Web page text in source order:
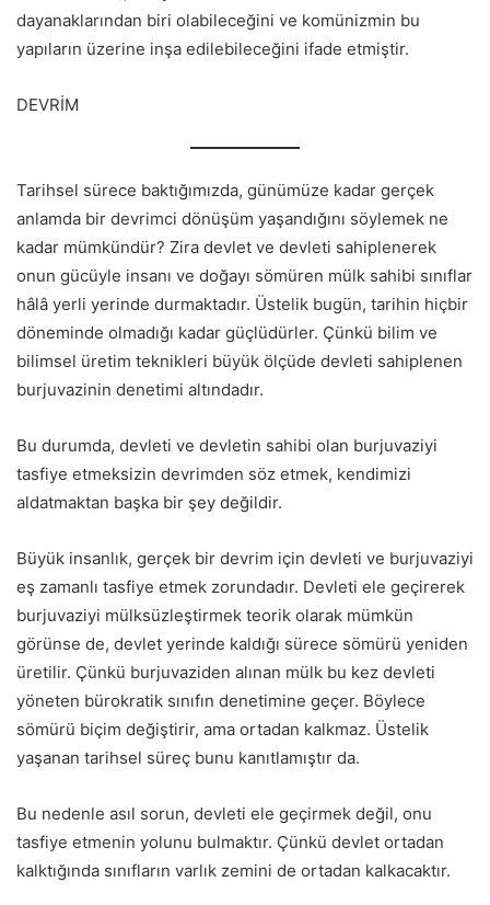
dayanaklarından biri olabileceğini ve komünizmin bu
yapıların üzerine inşa edilebileceğini ifade etmiştir.
DEVRİM
Tarihsel sürece baktığımızda, günümüze kadar gerçek
anlamda bir devrimci dönüşüm yaşandığını söylemek ne
kadar mümkündür? Zira devlet ve devleti sahiplenerek
onun gücüyle insanı ve doğayı sömüren mülk sahibi sınıflar
hâlâ yerli yerinde durmaktadır. Üstelik bugün, tarihin hiçbir
döneminde olmadığı kadar güçlüdürler. Çünkü bilim ve
bilimsel üretim teknikleri büyük ölçüde devleti sahiplenen
burjuvazinin denetimi altındadır.
Bu durumda, devleti ve devletin sahibi olan burjuvaziyi
tasfiye etmeksizin devrimden söz etmek, kendimizi
aldatmaktan başka bir şey değildir.
Büyük insanlık, gerçek bir devrim için devleti ve burjuvaziyi
eş zamanlı tasfiye etmek zorundadır. Devleti ele geçirerek
burjuvaziyi mülksüzleştirmek teorik olarak mümkün
görünse de, devlet yerinde kaldığı sürece sömürü yeniden
üretilir. Çünkü burjuvaziden alınan mülk bu kez devleti
yöneten bürokratik sınıfın denetimine geçer. Böylece
sömürü biçim değiştirir, ama ortadan kalkmaz. Üstelik
yaşanan tarihsel süreç bunu kanıtlamıştır da.
Bu nedenle asıl sorun, devleti ele geçirmek değil, onu
tasfiye etmenin yolunu bulmaktır. Çünkü devlet ortadan
kalktığında sınıfların varlık zemini de ortadan kalkacaktır.